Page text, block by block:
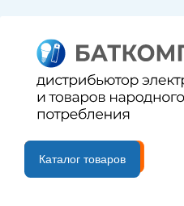
B2B портал
Каталог товаров